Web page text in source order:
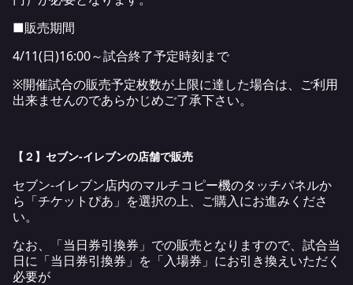
■販売期間
4/11(日)16:00～試合終了予定時刻まで
※開催試合の販売予定枚数が上限に達した場合は、ご利用
出来ませんのであらかじめご了承下さい。
【２】セブン-イレブンの店舗で販売
セブン‐イレブン店内のマルチコピー機のタッチパネルか
ら「チケットぴあ」を選択の上、ご購入にお進みくださ
い。
なお、「当日券引換券」での販売となりますので、試合当
日に「当日券引換券」を「入場券」にお引き換えいただく
必要が